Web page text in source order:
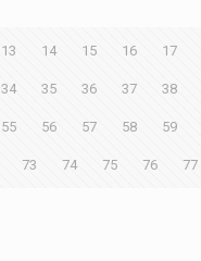
13 14 15 16 17
34 35 36 37 38
55 56 57 58 59
73 74 75 76 77